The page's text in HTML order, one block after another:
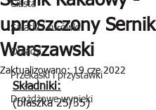
Ciasta
Sałatki i surówki
Obiady
Przekąski i przystawki
Drożdżowe wypieki
uproszczony Sernik
Warszawski
Zaktualizowano:19 cze 2022
Składniki:
(blaszka 25/35)